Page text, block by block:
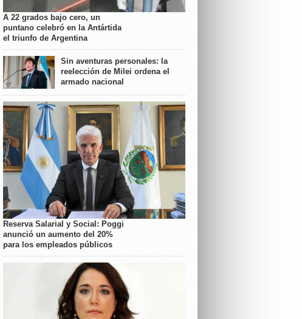
A 22 grados bajo cero, un
puntano celebró en la Antártida
el triunfo de Argentina
Sin aventuras personales: la
reelección de Milei ordena el
armado nacional
Reserva Salarial y Social: Poggi
anunció un aumento del 20%
para los empleados públicos